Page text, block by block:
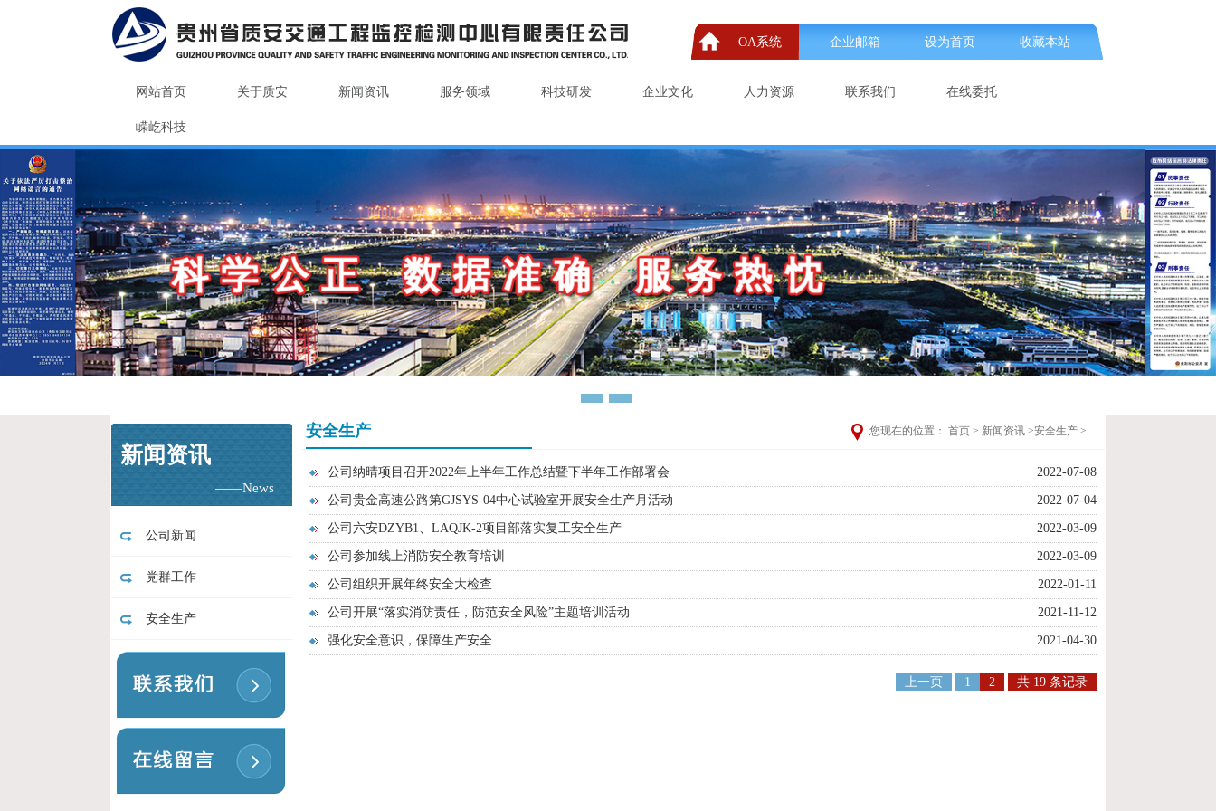
OA系统 企业邮箱 设为首页 收藏本站
网站首页 关于质安 新闻资讯 服务领域 科技研发 企业文化 人力资源 联系我们 在线委托
嵘屹科技
3
新闻资讯
——News
公司新闻
党群工作
安全生产
安全生产 您现在的位置： 首页 > 新闻资讯 >安全生产 >
公司纳晴项目召开2022年上半年工作总结暨下半年工作部署会 2022-07-08
公司贵金高速公路第GJSYS-04中心试验室开展安全生产月活动 2022-07-04
公司六安DZYB1、LAQJK-2项目部落实复工安全生产 2022-03-09
公司参加线上消防安全教育培训 2022-03-09
公司组织开展年终安全大检查 2022-01-11
公司开展“落实消防责任，防范安全风险”主题培训活动 2021-11-12
强化安全意识，保障生产安全 2021-04-30
上一页 1 2 共 19 条记录